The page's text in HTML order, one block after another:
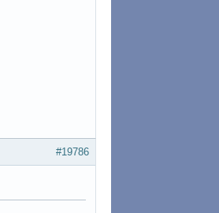
#19786